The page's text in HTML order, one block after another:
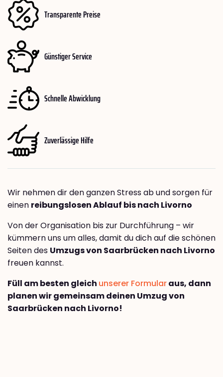
Transparente Preise
Günstiger Service
Schnelle Abwicklung
Zuverlässige Hilfe
Wir nehmen dir den ganzen Stress ab und sorgen für
einen reibungslosen Ablauf bis nach Livorno
Von der Organisation bis zur Durchführung – wir
kümmern uns um alles, damit du dich auf die schönen
Seiten des Umzugs von Saarbrücken nach Livorno
freuen kannst.
Füll am besten gleich unserer Formularaus, dann
planen wir gemeinsam deinen Umzug von
Saarbrücken nach Livorno!